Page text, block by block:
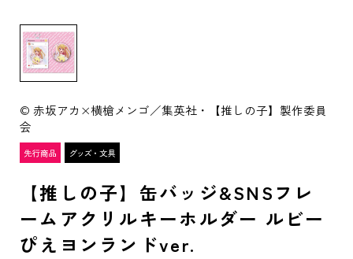
© 赤坂アカ×横槍メンゴ／集英社・【推しの子】製作委員
会
【推しの子】缶バッジ&SNSフレ
ームアクリルキーホルダー ルビー
ぴえヨンランドver.